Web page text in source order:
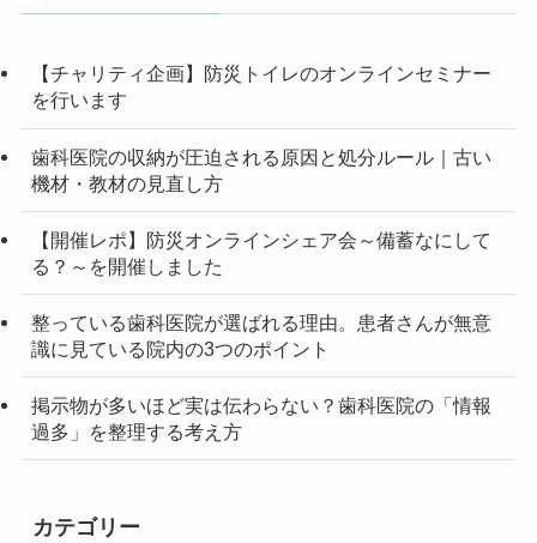
【チャリティ企画】防災トイレのオンラインセミナー
を行います
歯科医院の収納が圧迫される原因と処分ルール｜古い
機材・教材の見直し方
【開催レポ】防災オンラインシェア会～備蓄なにして
る？～を開催しました
整っている歯科医院が選ばれる理由。患者さんが無意
識に見ている院内の3つのポイント
掲示物が多いほど実は伝わらない？歯科医院の「情報
過多」を整理する考え方
カテゴリー